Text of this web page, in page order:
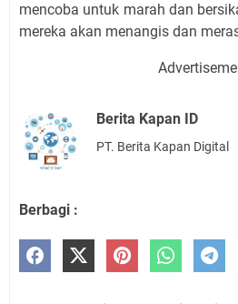
mencoba untuk marah dan
mereka akan menangis dan
Berita Kapan ID
PT. Berita Kapan Digital
Berbagi :